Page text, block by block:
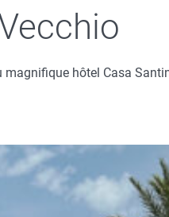
hôtel Casa